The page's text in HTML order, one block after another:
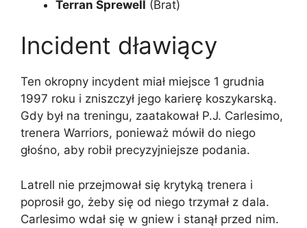
Terran Sprewell (Brat)
Incident dławiący
Ten okropny incydent miał miejsce 1 grudnia
1997 roku i zniszczył jego karierę koszykarską.
Gdy był na treningu, zaatakował P.J. Carlesimo,
trenera Warriors, ponieważ mówił do niego
głośno, aby robił precyzyjniejsze podania.
Latrell nie przejmował się krytyką trenera i
poprosił go, żeby się od niego trzymał z dala.
Carlesimo wdał się w gniew i stanął przed nim.